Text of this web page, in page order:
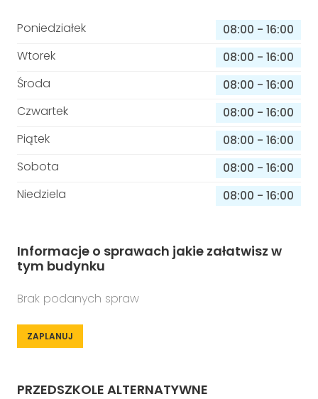
Poniedziałek 08:00 - 16:00
Wtorek
08:00 - 16:00
Środa
08:00 - 16:00
Czwartek
08:00 - 16:00
Piątek
08:00 - 16:00
Sobota
08:00 - 16:00
Niedziela
08:00 - 16:00
Informacje o sprawach jakie załatwisz w
tym budynku
Brak podanych spraw
ZAPLANUJ
PRZEDSZKOLE ALTERNATYWNE